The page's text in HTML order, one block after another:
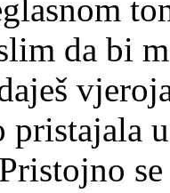
da bi
pristajala